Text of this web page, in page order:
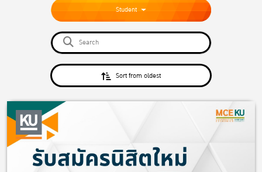
Student
Sort from oldest